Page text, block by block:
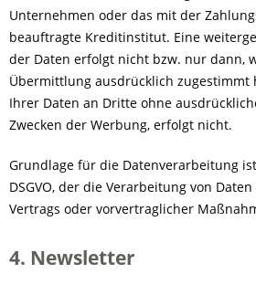
Unternehmen oder das mit der
beauftragte Kreditinstitut. Eine
der Daten erfolgt nicht bzw. nur dann,
Übermittlung ausdrücklich zugestimmt
Ihrer Daten an Dritte ohne
Zwecken der Werbung, erfolgt nicht.
Grundlage für die Datenverarbeitung
DSGVO, der die Verarbeitung von
Vertrags oder vorvertraglicher
4. Newsletter